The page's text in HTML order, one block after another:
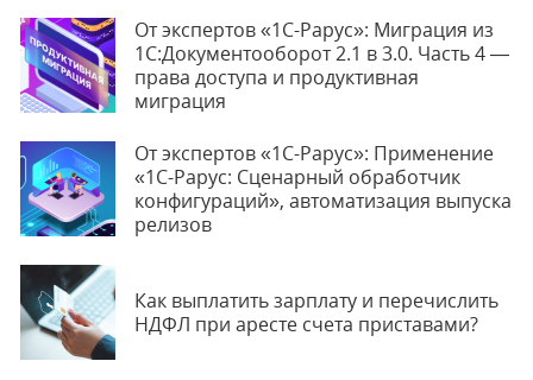
От экспертов «1С-Рарус»: Миграция из
1С:Документооборот 2.1 в 3.0. Часть 4 —
права доступа и продуктивная
миграция
От экспертов «1С-Рарус»: Применение
«1С-Рарус: Сценарный обработчик
конфигураций», автоматизация выпуска
релизов
Как выплатить зарплату и перечислить
НДФЛ при аресте счета приставами?